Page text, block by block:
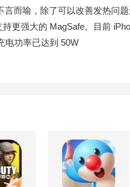
言而喻，除了可以改善发热问
更强大的 MagSafe。目前
电功率已达到 50W